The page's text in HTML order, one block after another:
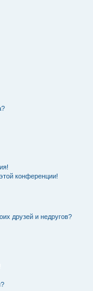
конференции!
друзей и недругов?